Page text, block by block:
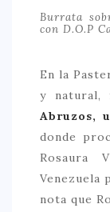
Burrata
con D.O.P
En la
y natural,
Abruzos,
donde
Rosaura
Venezuela
nota que